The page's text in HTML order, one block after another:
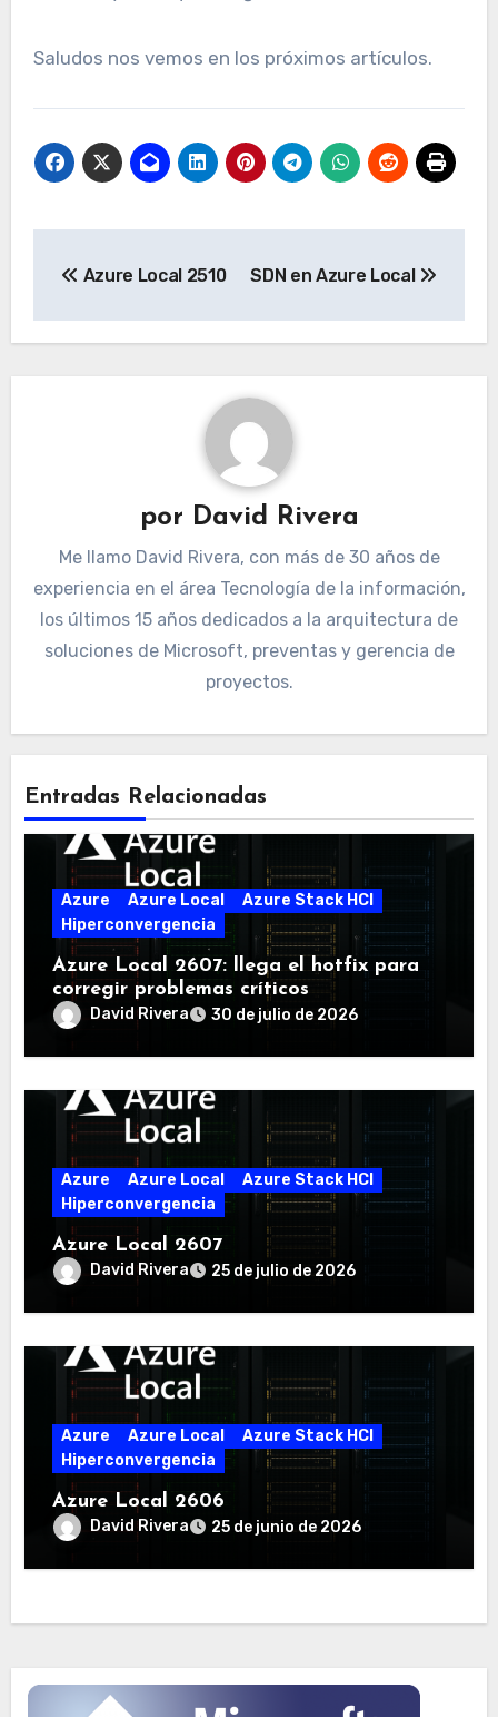
Saludos nos vemos en los próximos artículos.
entradas
Azure Local 2510 SDN en Azure Local
por David Rivera
Me llamo David Rivera, con más de 30 años de
experiencia en el área Tecnología de la información,
los últimos 15 años dedicados a la arquitectura de
soluciones de Microsoft, preventas y gerencia de
proyectos.
Entradas Relacionadas
Azure Azure Local
Azure Stack HCI
Hiperconvergencia
Azure Local 2607: llega el hotfix para
corregir problemas críticos
David Rivera 30 de julio de 2026
Azure Azure Local
Azure Stack HCI
Hiperconvergencia
Azure Local 2607
David Rivera 25 de julio de 2026
Azure Azure Local
Azure Stack HCI
Hiperconvergencia
Azure Local 2606
David Rivera 25 de junio de 2026